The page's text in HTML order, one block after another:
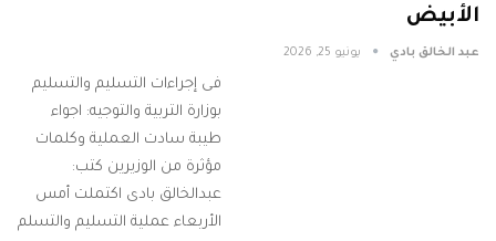
الأبيض
عبد الخالق بادي يونيو 25, 2026
فى إجراءات التسليم والتسليم
بوزارة التربية والتوجيه: اجواء
طيبة سادت العملية وكلمات
مؤثرة من الوزيرين كتب:
عبدالخالق بادى اكتملت أمس
الأربعاء عملية التسليم والتسلم